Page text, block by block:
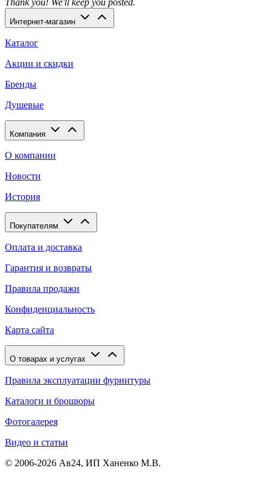
Thank you! We'll keep you posted.
Интернет-магазин
Каталог
Акции и скидки
Бренды
Душевые
Компания
О компании
Новости
История
Покупателям
Оплата и доставка
Гарантия и возвраты
Правила продажи
Конфиденциальность
Карта сайта
О товарах и услугах
Правила эксплуатации фурнитуры
Каталоги и брошюры
Фотогалерея
Видео и статьи
© 2006-2026 Ав24, ИП Ханенко М.В.